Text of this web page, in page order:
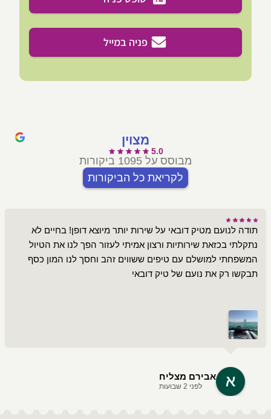
פניה במייל
מצוין
5.0
מבוסס על 1095 ביקורות
לקריאת כל הביקורות
תודה לנועם מטיק דובאי על שירות יותר מיוצא דופן! בחיים לא
נתקלתי בכזאת שירותיות ורצון אמיתי לעזור הפך לנו את הטיול
המשפחתי למושלם עם טיפים ששווים זהב וחסך לנו המון כסף
תבקשו רק את נועם של טיק דובאי
אבירם מצליח
לפני 2 שבועות